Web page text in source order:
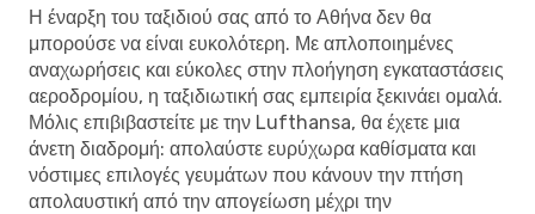
Η έναρξη του ταξιδιού σας από το Αθήνα δεν θα
μπορούσε να είναι ευκολότερη. Με απλοποιημένες
αναχωρήσεις και εύκολες στην πλοήγηση εγκαταστάσεις
αεροδρομίου, η ταξιδιωτική σας εμπειρία ξεκινάει ομαλά.
Μόλις επιβιβαστείτε με την Lufthansa, θα έχετε μια
άνετη διαδρομή: απολαύστε ευρύχωρα καθίσματα και
νόστιμες επιλογές γευμάτων που κάνουν την πτήση
απολαυστική από την απογείωση μέχρι την